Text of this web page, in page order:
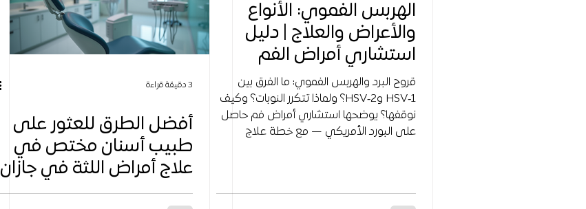
الهربس الفموي: الأنواع
والأعراض والعلاج | دليل
استشاري أمراض الفم
قروح البرد والهربس الفموي: ما الفرق بين
HSV‑1 وHSV‑2؟ ولماذا تتكرر النوبات؟ وكيف
نوقفها؟ يوضحها استشاري أمراض فم حاصل
على البورد الأمريكي — مع خطة علاج
3 دقيقة قراءة
أفضل الطرق للعثور على
طبيب أسنان مختص في
علاج أمراض اللثة في جازان